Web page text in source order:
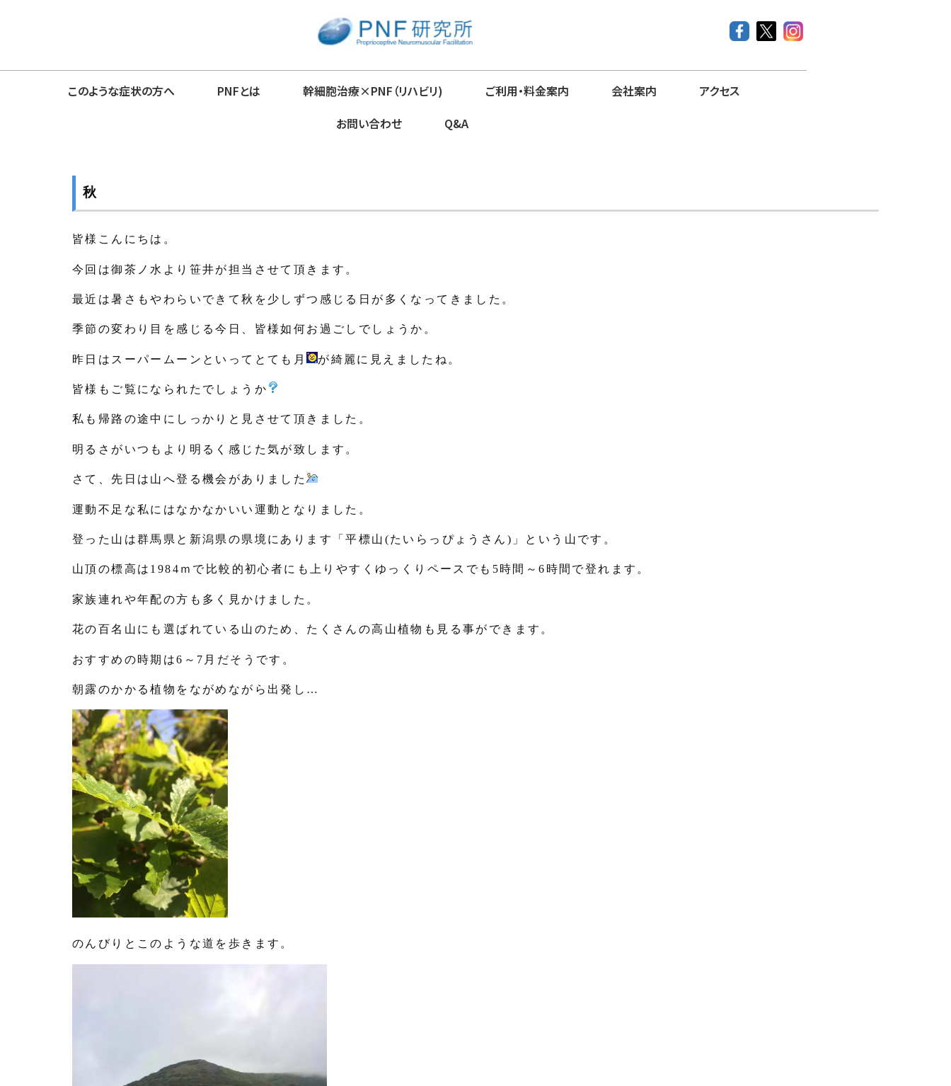
このような症状の方へ PNFとは 幹細胞治療×PNF（リハビリ) ご利用・料金案内 会社案内
アクセス
お問い合わせ
Q&A
秋
皆様こんにちは。
今回は御茶ノ水より笹井が担当させて頂きます。
最近は暑さもやわらいできて秋を少しずつ感じる日が多くなってきました。
季節の変わり目を感じる今日、皆様如何お過ごしでしょうか。
昨日はスーパームーンといってとても月 が綺麗に見えましたね。
皆様もご覧になられたでしょうか
私も帰路の途中にしっかりと見させて頂きました。
明るさがいつもより明るく感じた気が致します。
さて、先日は山へ登る機会がありました
運動不足な私にはなかなかいい運動となりました。
登った山は群馬県と新潟県の県境にあります「平標山 (たいらっぴょうさん ) 」という山です。
山頂の標高は 1984 ｍで比較的初心者にも上りやすくゆっくりペースでも 5時間～6 時間で登れます。
家族連れや年配の方も多く見かけました。
花の百名山にも選ばれている山のため、たくさんの高山植物も見る事ができます。
おすすめの時期は6 ～ 7 月だそうです。
朝露のかかる植物をながめながら出発し…
のんびりとこのような道を歩きます。